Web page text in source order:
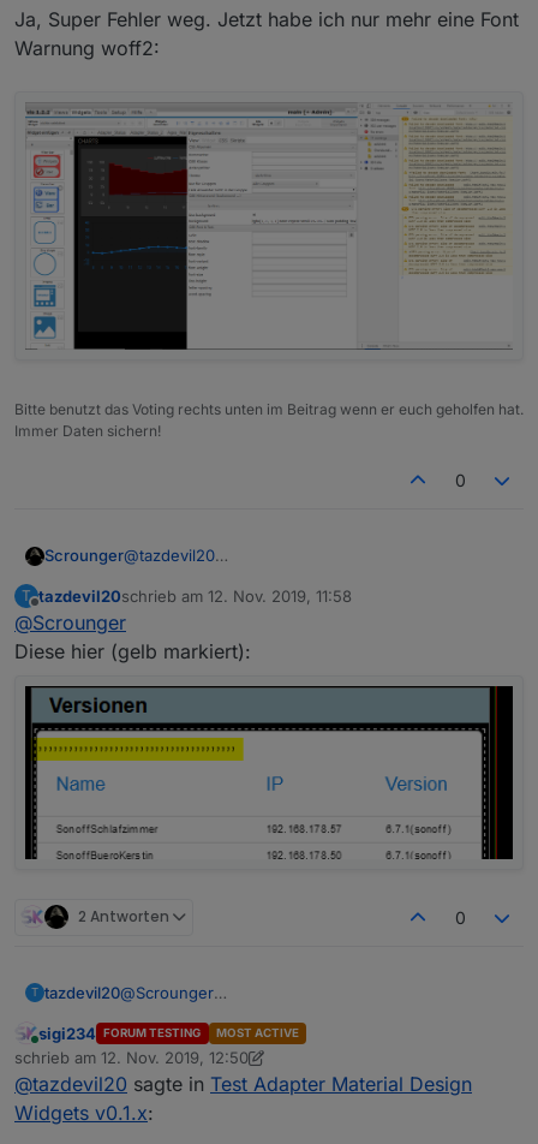
Ja, Super Fehler weg. Jetzt habe ich nur mehr eine Font
Warnung woff2:
Bitte benutzt das Voting rechts unten im Beitrag wenn er euch geholfen hat.
Immer Daten sichern!
0
Scrounger@tazdevil20
T
Offline
tazdevil20schrieb am 12. Nov. 2019, 11:58
zuletzt editiert von
@Scrounger
Diese hier (gelb markiert):
2 Antworten 0
T tazdevil20@Scrounger
Online
sigi234 FORUM TESTING MOST ACTIVE
schrieb am 12. Nov. 2019, 12:50
zuletzt editiert von sigi23411. Dez. 2019, 13:50
@tazdevil20 sagte in Test Adapter Material Design
Widgets v0.1.x: